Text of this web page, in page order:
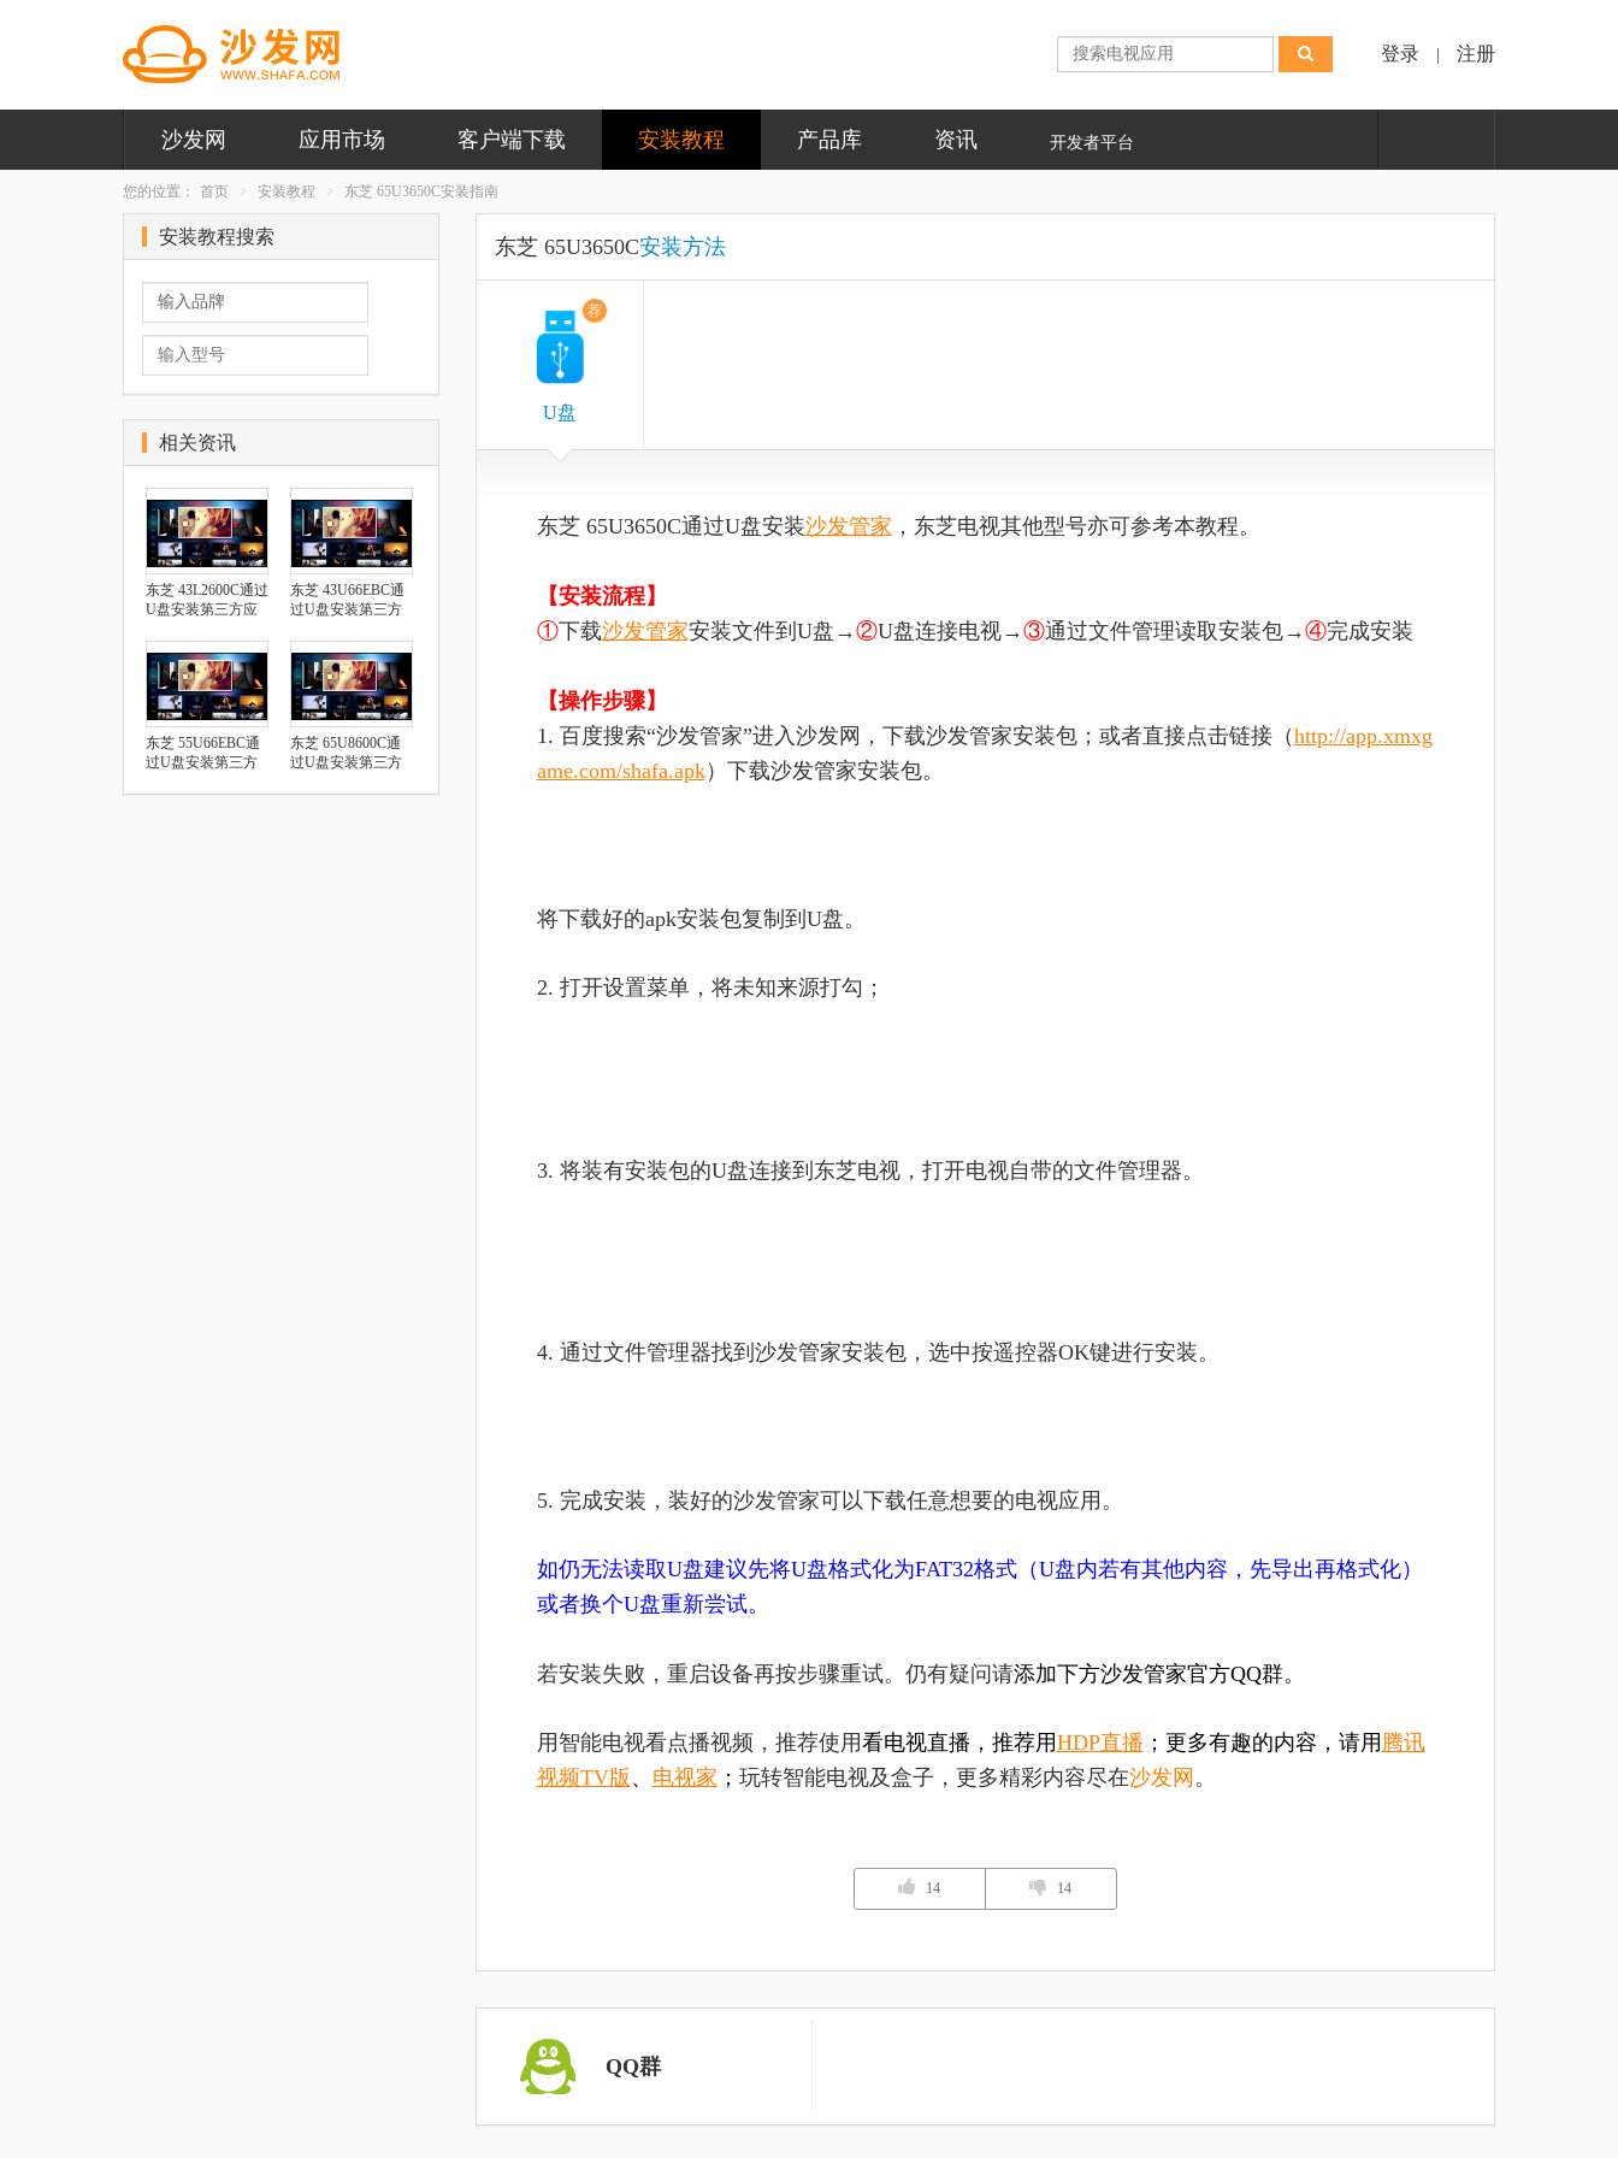
登录 注册
沙发网 应用市场 客户端下载 安装教程 产品库 资讯 开发者平台
您的位置： 首页 安装教程 东芝 65U3650C安装指南
东芝 65U3650C安装方法
荐
U盘
东芝 65U3650C通过U盘安装沙发管家 ，东芝电视其他型号亦可参考本教程。
【安装流程】
①下载沙发管家安装文件到U盘→②U盘连接电视→③通过文件管理读取安装包→④完成安装
【操作步骤】
1. 百度搜索“沙发管家”进入沙发网，下载沙发管家安装包；或者直接点击链接（http://app.xmxg
ame.com/shafa.apk）下载沙发管家安装包。
将下载好的apk安装包复制到U盘。
2. 打开设置菜单，将未知来源打勾；
3. 将装有安装包的U盘连接到东芝电视，打开电视自带的文件管理器。
4. 通过文件管理器找到沙发管家安装包，选中按遥控器OK键进行安装。
5. 完成安装，装好的沙发管家可以下载任意想要的电视应用。
如仍无法读取U盘建议先将U盘格式化为FAT32格式（U盘内若有其他内容，先导出再格式化）
或者换个U盘重新尝试。
若安装失败，重启设备再按步骤重试。仍有疑问请添加下方沙发管家官方QQ群。
用智能电视看点播视频，推荐使用看电视直播，推荐用HDP直播 ；更多有趣的内容，请用 腾讯
视频TV版 、 电视家 ； 玩转智能电视及盒子，更多精彩内容尽在沙发网 。
14 14
QQ群
安装教程搜索
相关资讯
东芝 43L2600C通过
U盘安装第三方应
东芝 43U66EBC通
过U盘安装第三方
东芝 55U66EBC通
过U盘安装第三方
东芝 65U8600C通
过U盘安装第三方